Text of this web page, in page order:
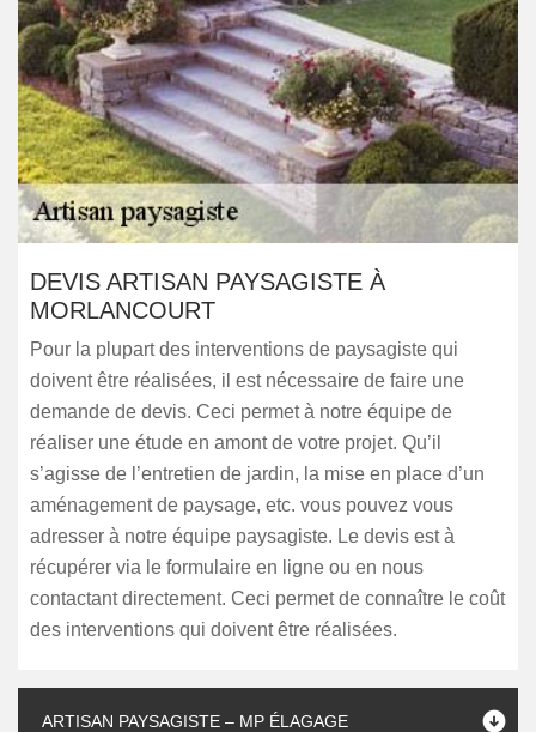
DEVIS ARTISAN PAYSAGISTE À
MORLANCOURT
Pour la plupart des interventions de paysagiste qui
doivent être réalisées, il est nécessaire de faire une
demande de devis. Ceci permet à notre équipe de
réaliser une étude en amont de votre projet. Qu’il
s’agisse de l’entretien de jardin, la mise en place d’un
aménagement de paysage, etc. vous pouvez vous
adresser à notre équipe paysagiste. Le devis est à
récupérer via le formulaire en ligne ou en nous
contactant directement. Ceci permet de connaître le coût
des interventions qui doivent être réalisées.
ARTISAN PAYSAGISTE – MP ÉLAGAGE